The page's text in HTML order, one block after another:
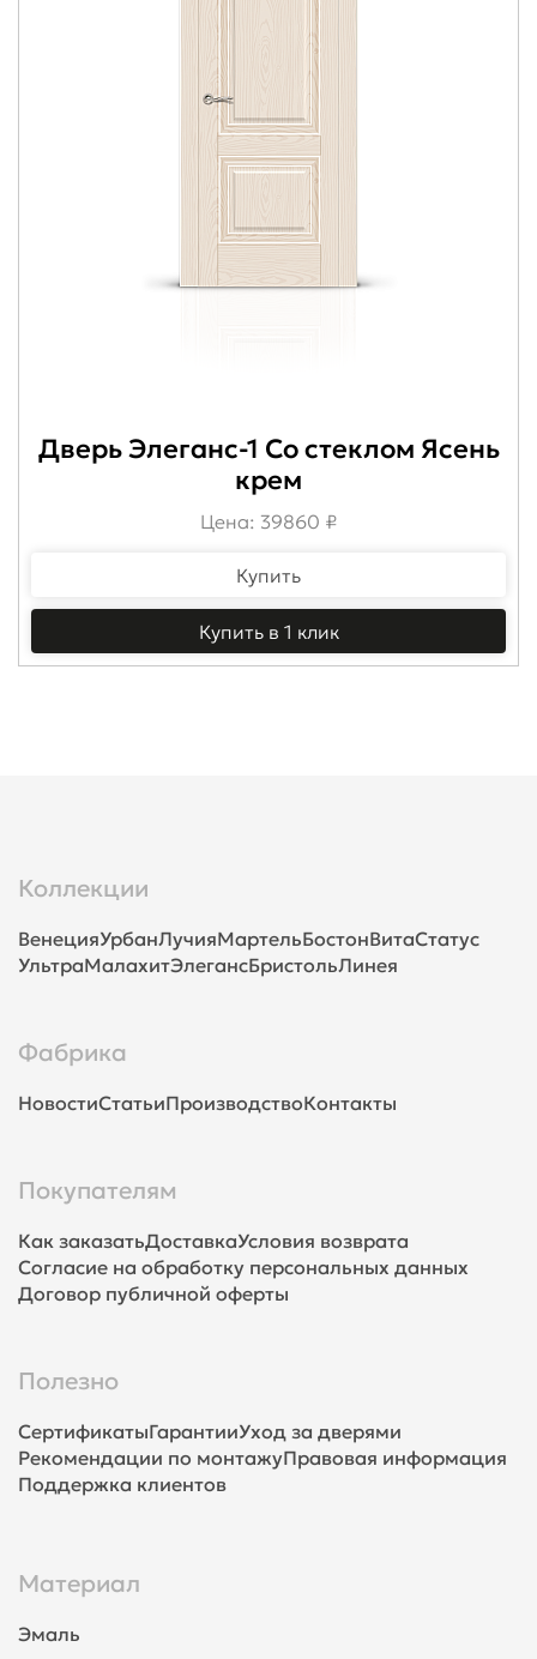
Дверь Элеганс-1 Со стеклом Ясень
крем
Цена: 39860 ₽
Купить
Купить в 1 клик
Коллекции
ВенецияУрбанЛучияМартельБостонВитаСтатус
УльтраМалахитЭлегансБристольЛинея
Фабрика
НовостиСтатьиПроизводствоКонтакты
Покупателям
Как заказатьДоставкаУсловия возврата
Согласие на обработку персональных данных
Договор публичной оферты
Полезно
СертификатыГарантииУход за дверями
Рекомендации по монтажуПравовая информация
Поддержка клиентов
Материал
Эмаль